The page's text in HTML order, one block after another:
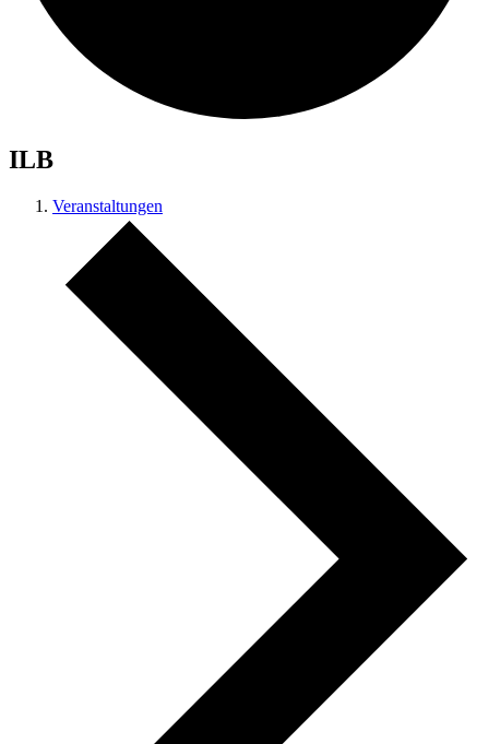
ILB
Veranstaltungen